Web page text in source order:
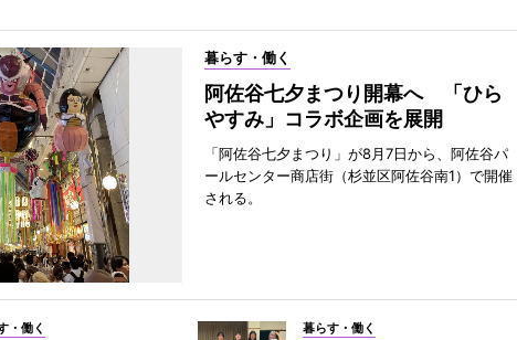
暮らす・働く
阿佐谷七夕まつり開幕へ 「ひら
やすみ」コラボ企画を展開
「阿佐谷七夕まつり」が8月7日から、阿佐谷パ
ールセンター商店街（杉並区阿佐谷南1）で開催
される。
・働く 暮らす・働く